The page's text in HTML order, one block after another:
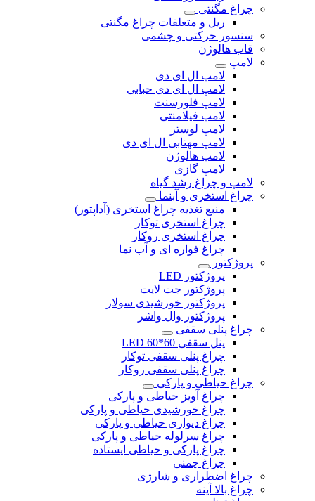
چراغ مگنتی
ریل و متعلقات چراغ مگنتی
سنسور حرکتی و چشمی
قاب هالوژن
لامپ
لامپ ال ای دی
لامپ ال ای دی حبابی
لامپ فلورسنت
لامپ فیلامنتی
لامپ لوستر
لامپ مهتابی ال ای دی
لامپ هالوژن
لامپ گازی
لامپ و چراغ رشد گیاه
چراغ استخری و آبنما
منبع تغذیه چراغ استخری (آداپتور)
چراغ استخری توکار
چراغ استخری روکار
چراغ فواره ای و آب نما
پروژکتور
پروژکتور LED
پروژکتور جت لایت
پروژکتور خورشیدی سولار
پروژکتور وال واشر
چراغ پنلی سقفی
پنل سقفی 60*60 LED
چراغ پنلی سقفی توکار
چراغ پنلی سقفی روکار
چراغ حیاطی و پارکی
چراغ آویز حیاطی و پارکی
چراغ خورشیدی حیاطی و پارکی
چراغ دیواری حیاطی و پارکی
چراغ سرلوله حیاطی و پارکی
چراغ پارکی و حیاطی ایستاده
چراغ چمنی
چراغ اضطراری و شارژی
چراغ بالا آینه